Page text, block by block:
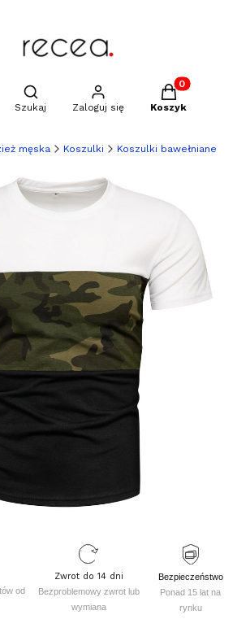
Otwórz wyszukiwarkę
Szukaj Zaloguj się
Produkty w
Koszyk
męska Koszulki Koszulki bawełniane
od
Zwrot do 14 dni
Bezproblemowy zwrot lub
wymiana
Bezpieczeństwo
Ponad 15 lat na
rynku